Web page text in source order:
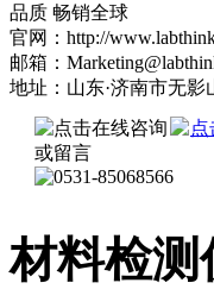
品质 畅销全球
官网：http://
邮箱：
地址：山东·济南市无影
材料检测